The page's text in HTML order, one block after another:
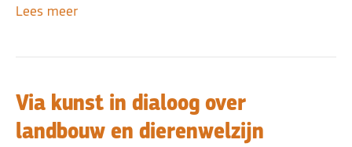
Lees meer
Via kunst in dialoog over
landbouw en dierenwelzijn